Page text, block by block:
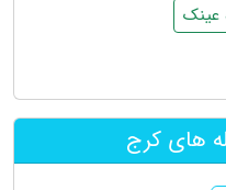
عینک
های کرج